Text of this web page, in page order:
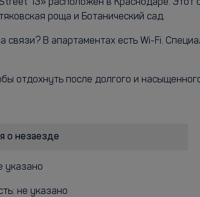
13» расположен в Краснодаре. Этот
роща и Ботанический сад.
В апартаментах есть Wi-Fi.
отдохнуть после долгого и
о незаезде
указано
не указано